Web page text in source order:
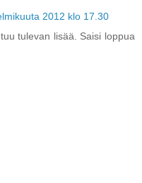
2012 klo 17.30
tulevan lisää. Saisi loppua